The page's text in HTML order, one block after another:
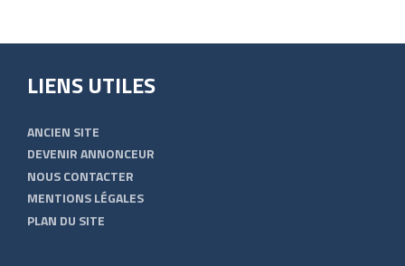
LIENS UTILES
ANCIEN SITE
DEVENIR ANNONCEUR
NOUS CONTACTER
MENTIONS LÉGALES
PLAN DU SITE